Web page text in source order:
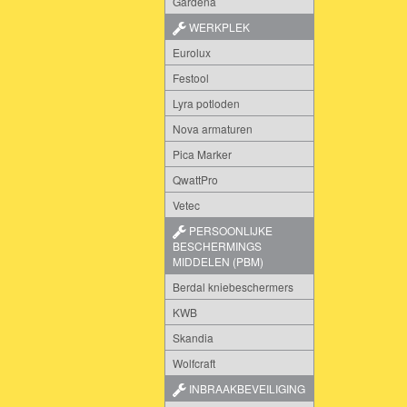
WERKPLEK
Eurolux
Festool
Lyra potloden
Nova armaturen
Pica Marker
QwattPro
Vetec
PERSOONLIJKE
BESCHERMINGS
MIDDELEN (PBM)
Berdal kniebeschermers
KWB
Skandia
Wolfcraft
INBRAAKBEVEILIGING